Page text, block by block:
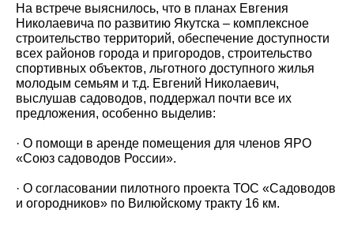
На встрече выяснилось, что в планах Евгения
Николаевича по развитию Якутска – комплексное
строительство территорий, обеспечение доступности
всех районов города и пригородов, строительство
спортивных объектов, льготного доступного жилья
молодым семьям и т.д. Евгений Николаевич,
выслушав садоводов, поддержал почти все их
предложения, особенно выделив:
· О помощи в аренде помещения для членов ЯРО
«Союз садоводов России».
· О согласовании пилотного проекта ТОС «Садоводов
и огородников» по Вилюйскому тракту 16 км.